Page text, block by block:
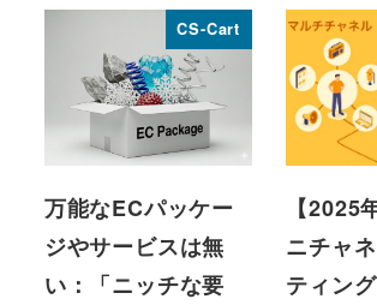
CS-Cart
万能なECパッケー
ジやサービスは無
い：「ニッチな要
【2025
ニチャ
ティン